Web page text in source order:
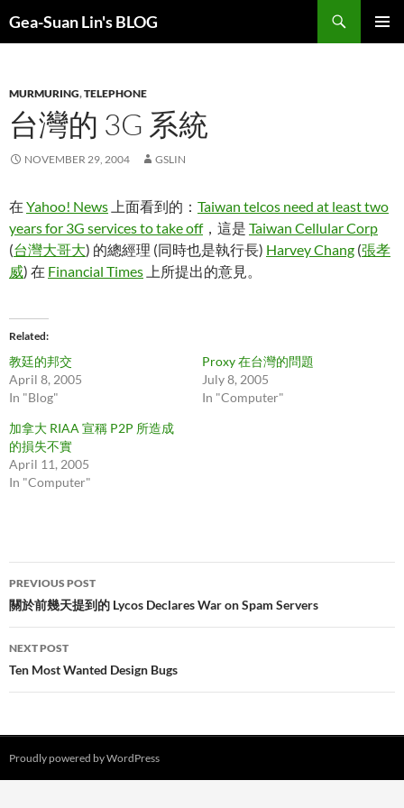
Gea-Suan Lin's BLOG
MURMURING,TELEPHONE
台灣的 3G 系統
NOVEMBER 29, 2004 GSLIN
在 Yahoo! News 上面看到的： Taiwan telcos need at least two
years for 3G services to take off，這是 Taiwan Cellular Corp
(台灣大哥大) 的總經理 (同時也是執行長) Harvey Chang (張孝
威) 在 Financial Times 上所提出的意見。
Related
教廷的邦交
April 8, 2005
In "Blog"
Proxy 在台灣的問題
July 8, 2005
In "Computer"
加拿大 RIAA 宣稱 P2P 所造成
的損失不實
April 11, 2005
In "Computer"
Post
navigation
PREVIOUS POST
關於前幾天提到的 Lycos Declares War on Spam Servers
NEXT POST
Ten Most Wanted Design Bugs
Proudly powered by WordPress